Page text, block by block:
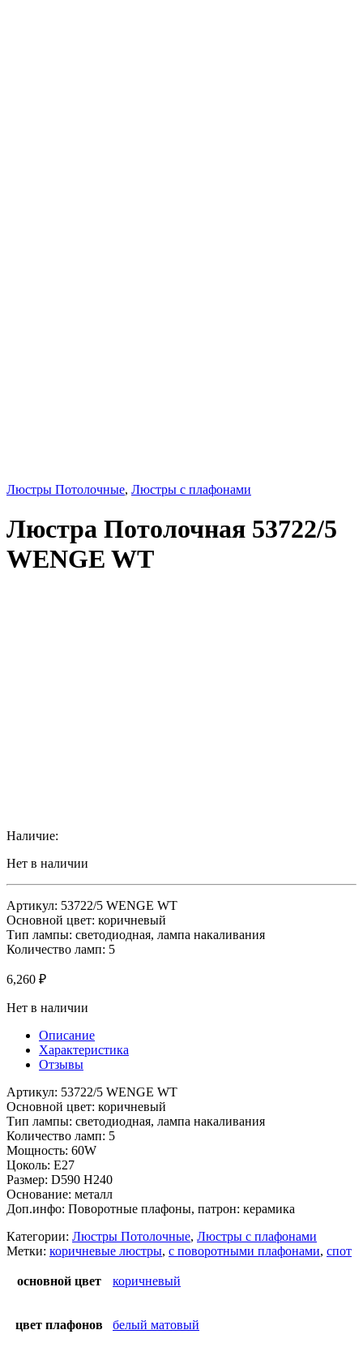
Люстры Потолочные, Люстры с плафонами
Люстра Потолочная 53722/5
WENGE WT
Наличие:
Нет в наличии
Артикул: 53722/5 WENGE WT
Основной цвет: коричневый
Тип лампы: светодиодная, лампа накаливания
Количество ламп: 5
6,260 ₽
Нет в наличии
Описание
Характеристика
Отзывы
Артикул: 53722/5 WENGE WT
Основной цвет: коричневый
Тип лампы: светодиодная, лампа накаливания
Количество ламп: 5
Мощность: 60W
Цоколь: E27
Размер: D590 H240
Основание: металл
Доп.инфо: Поворотные плафоны, патрон: керамика
Категории: Люстры Потолочные, Люстры с плафонами
Метки: коричневые люстры, с поворотными плафонами, спот
основной цвет коричневый
цвет плафонов белый матовый